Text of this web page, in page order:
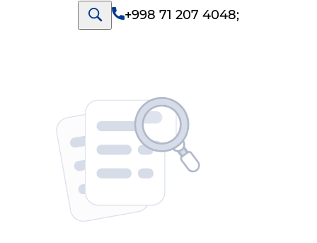
+998 71 207 4048;